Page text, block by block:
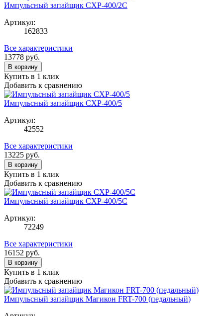
Импульсный запайщик CXP-400/2C
Артикул:
162833
Все характеристики
13778 руб.
В корзину
Купить в 1 клик
Добавить к сравнению
Импульсный запайщик CXP-400/5
Артикул:
42552
Все характеристики
13225 руб.
В корзину
Купить в 1 клик
Добавить к сравнению
Импульсный запайщик CXP-400/5С
Артикул:
72249
Все характеристики
16152 руб.
В корзину
Купить в 1 клик
Добавить к сравнению
Импульсный запайщик Магикон FRT-700 (педальный)